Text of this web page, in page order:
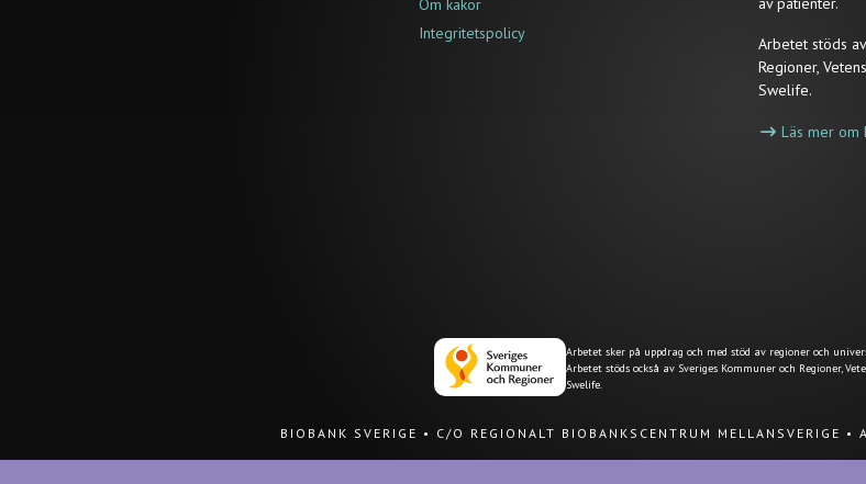
Om kakor
Integritetspolicy
Arbetet stöds
Regioner,
Swelife.
Läs mer om
Arbetet sker på uppdrag och med stöd av regioner och
Arbetet stöds också av Sveriges Kommuner och Regioner,
Swelife.
BIOBANK SVERIGE • C/O REGIONALT BIOBANKSCENTRUM MELLANSVERIGE •